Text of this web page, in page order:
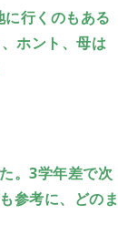
行くのもある
ホント、母は
。3学年差で次
参考に、どのま